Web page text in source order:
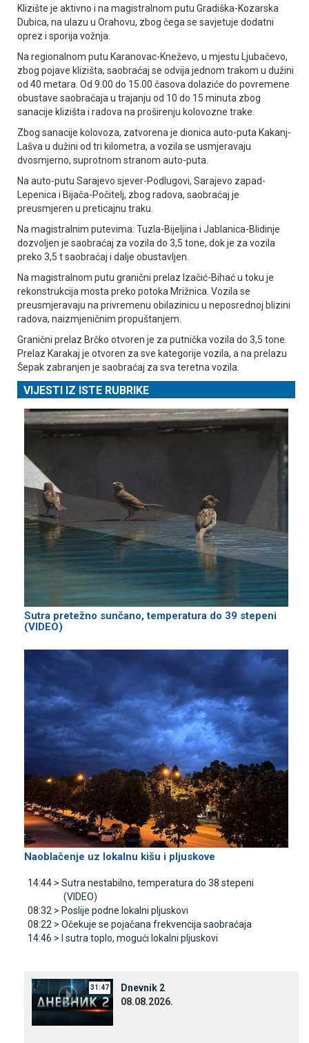
Klizište je aktivno i na magistralnom putu Gradiška-Kozarska
Dubica, na ulazu u Orahovu, zbog čega se savjetuje dodatni
oprez i sporija vožnja.
Na regionalnom putu Karanovac-Kneževo, u mjestu Ljubačevo,
zbog pojave klizišta, saobraćaj se odvija jednom trakom u dužini
od 40 metara. Od 9.00 do 15.00 časova dolaziće do povremene
obustave saobraćaja u trajanju od 10 do 15 minuta zbog
sanacije klizišta i radova na proširenju kolovozne trake.
Zbog sanacije kolovoza, zatvorena je dionica auto-puta Kakanj-
Lašva u dužini od tri kilometra, a vozila se usmjeravaju
dvosmjerno, suprotnom stranom auto-puta.
Na auto-putu Sarajevo sjever-Podlugovi, Sarajevo zapad-
Lepenica i Bijača-Počitelj, zbog radova, saobraćaj je
preusmjeren u preticajnu traku.
Na magistralnim putevima: Tuzla-Bijeljina i Јablanica-Blidinje
dozvoljen je saobraćaj za vozila do 3,5 tone, dok je za vozila
preko 3,5 t saobraćaj i dalje obustavljen.
Na magistralnom putu granični prelaz Izačić-Bihać u toku je
rekonstrukcija mosta preko potoka Mrižnica. Vozila se
preusmjeravaju na privremenu obilazinicu u neposrednoj blizini
radova, naizmjeničnim propuštanjem.
Granični prelaz Brčko otvoren je za putnička vozila do 3,5 tone.
Prelaz Karakaj je otvoren za sve kategorije vozila, a na prelazu
Šepak zabranjen je saobraćaj za sva teretna vozila.
VIJESTI IZ ISTE RUBRIKE
Sutra pretežno sunčano, temperatura do 39 stepeni
(VIDEO)
Naoblačenje uz lokalnu kišu i pljuskove
14:44 > Sutra nestabilno, temperatura do 38 stepeni
(VIDEO)
08:32 > Poslije podne lokalni pljuskovi
08:22 > Očekuje se pojačana frekvencija saobraćaja
14:46 >
I sutra toplo, mogući lokalni pljuskovi
31:47
Dnevnik 2
08.08.2026.